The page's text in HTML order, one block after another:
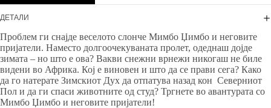
ДЕТАЛИ
Проблем ги снајде веселото слонче Мимбо Џимбо и неговите
пријатели. Наместо долгоочекуваната пролет, одеднаш дојде
зимата – но што е ова? Вакви снежни врнежи никогаш не биле
видени во Африка. Кој е виновен и што да се прави сега? Како
да го натерате Зимскиот Дух да отпатува назад кон Северниот
Пол и да ги спаси животните од студ? Тргнете во авантурата со
Мимбо Џимбо и неговите пријатели!